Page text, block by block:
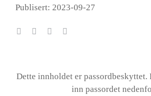
Publisert: 2023-09-27
Dette innholdet er passordbeskyttet.
inn passordet